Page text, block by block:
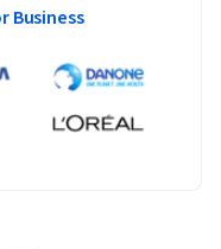
Business